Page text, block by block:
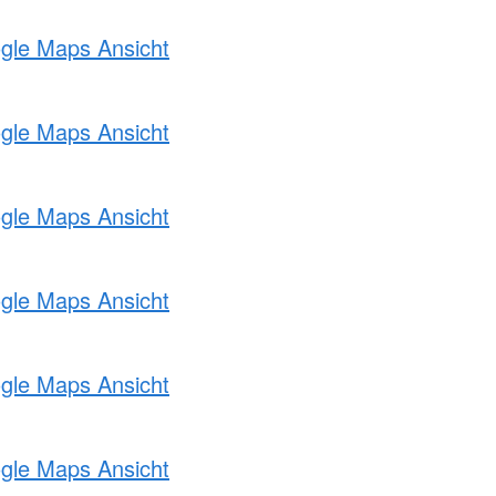
Maps Ansicht
Maps Ansicht
Maps Ansicht
Maps Ansicht
Maps Ansicht
Maps Ansicht